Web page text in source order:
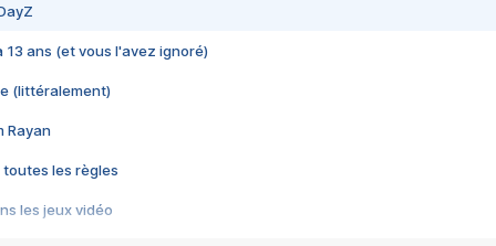
13 ans (et vous l'avez ignoré)
(littéralement)
Rayan
toutes les règles
les jeux vidéo